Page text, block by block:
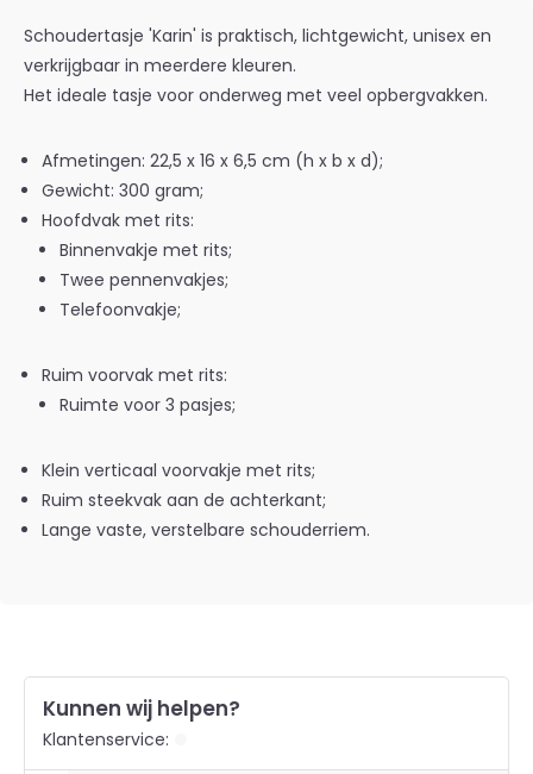
Schoudertasje 'Karin' is praktisch, lichtgewicht, unisex en
verkrijgbaar in meerdere kleuren.
Het ideale tasje voor onderweg met veel opbergvakken.
Afmetingen: 22,5 x 16 x 6,5 cm (h x b x d);
Gewicht: 300 gram;
Hoofdvak met rits:
Binnenvakje met rits;
Twee pennenvakjes;
Telefoonvakje;
Ruim voorvak met rits:
Ruimte voor 3 pasjes;
Klein verticaal voorvakje met rits;
Ruim steekvak aan de achterkant;
Lange vaste, verstelbare schouderriem.
Kunnen wij helpen?
Klantenservice: